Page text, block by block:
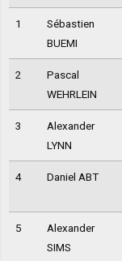
1
Sébastien
BUEMI
2
Pascal
WEHRLEIN
3
Alexander
LYNN
4 Daniel ABT
5
Alexander
SIMS